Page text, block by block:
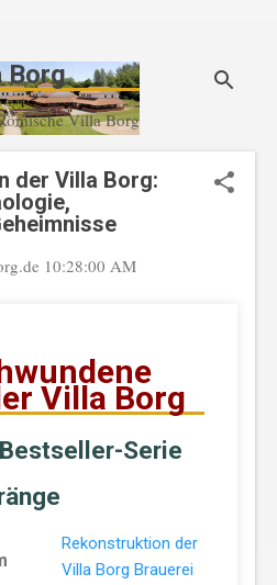
Borg
Villa Borg
der Villa Borg:
10:28:00 AM
Villa Borg
Serie
Rekonstruktion der
Villa Borg Brauerei